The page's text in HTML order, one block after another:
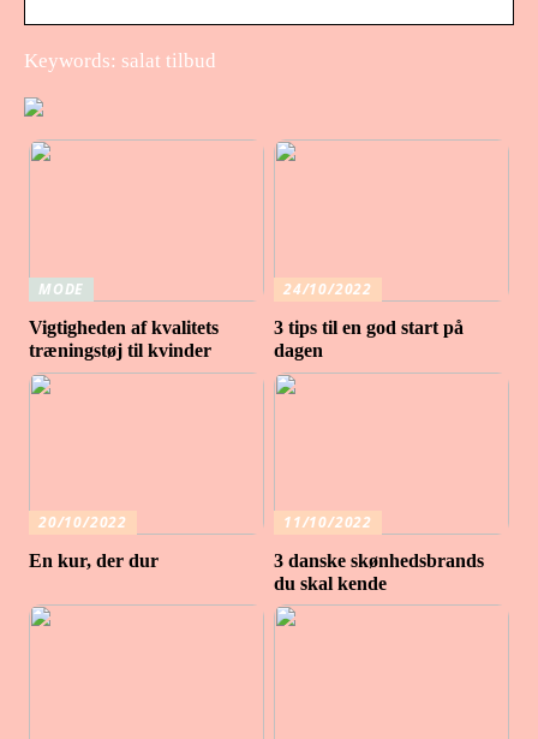
Keywords: salat tilbud
MODE
Vigtigheden af ​​kvalitets
træningstøj til kvinder
24/10/2022
3 tips til en god start på
dagen
20/10/2022
En kur, der dur
11/10/2022
3 danske skønhedsbrands
du skal kende